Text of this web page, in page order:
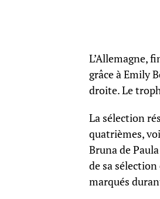
L’Allemagne,
grâce à Emily
droite. Le
La sélection
quatrièmes,
Bruna de
de sa
marqués